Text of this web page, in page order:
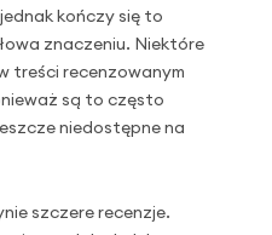
kończy się to
znaczeniu. Niektóre
treści recenzowanym
są to często
niedostępne na
szczere recenzje.